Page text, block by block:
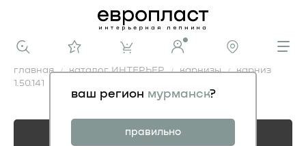
ваш регион мурманск?
правильно
главная каталог ИНТЕРЬЕР карнизы
карниз
1.50.141
карниз 1.50.141